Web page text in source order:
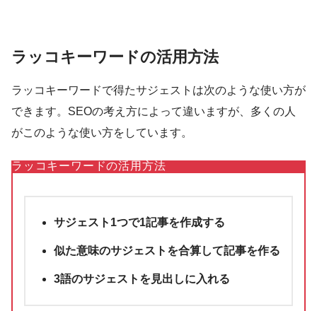
ラッコキーワードの活用方法
ラッコキーワードで得たサジェストは次のような使い方が
できます。SEOの考え方によって違いますが、多くの人
がこのような使い方をしています。
ラッコキーワードの活用方法
サジェスト1つで1記事を作成する
似た意味のサジェストを合算して記事を作る
3語のサジェストを見出しに入れる